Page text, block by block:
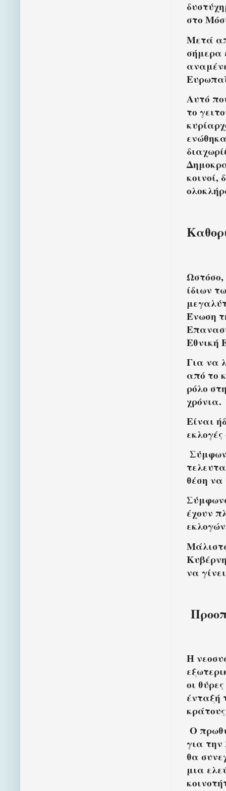
στο
Μετά
σήμερα
Αυτό
το
κοινοί,
ίδιων
Ένωση
Για να
από το
ρόλο
χρόνια.
Είναι
θέση
έχουν
να
Η
οι
ένταξή
Ο
για την
θα
μια